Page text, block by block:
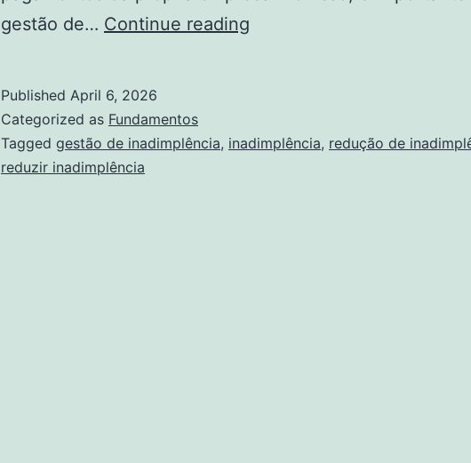
gestão de… Continue reading
comprovadas
Published April 6, 2026
Categorized as Fundamentos
Tagged gestão de inadimplência, inadimplência, redução de
reduzir inadimplência